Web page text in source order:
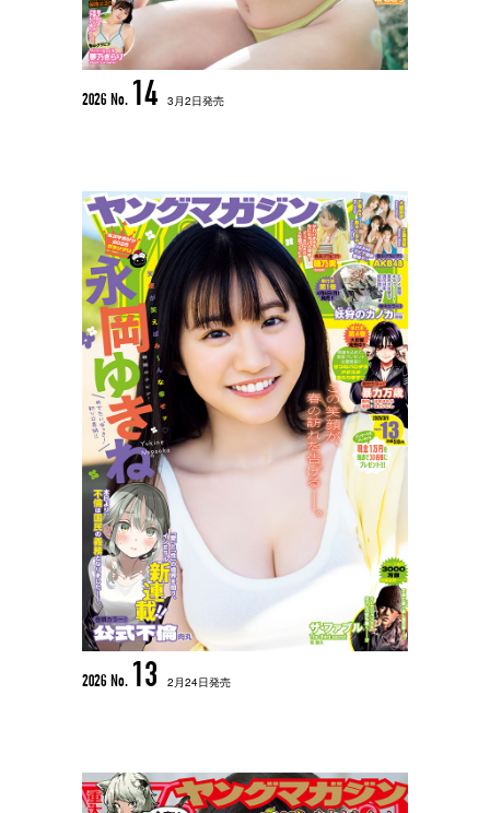
2026 No. 14 3月2日発売
2026 No. 13 2月24日発売